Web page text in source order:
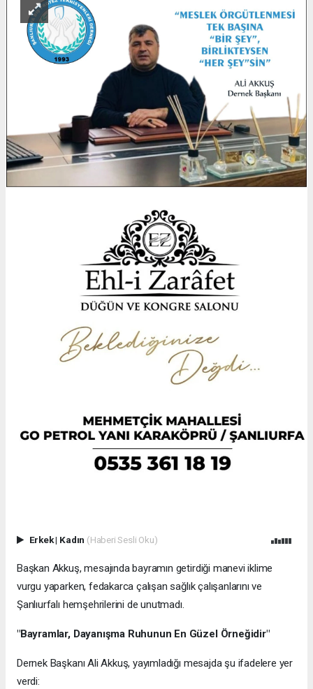
Erkek| Kadın (Haberi Sesli Oku)
Başkan Akkuş, mesajında bayramın getirdiği manevi iklime
vurgu yaparken, fedakarca çalışan sağlık çalışanlarını ve
Şanlıurfalı hemşehrilerini de unutmadı.
"Bayramlar, Dayanışma Ruhunun En Güzel Örneğidir"
Dernek Başkanı Ali Akkuş, yayımladığı mesajda şu ifadelere yer
verdi: